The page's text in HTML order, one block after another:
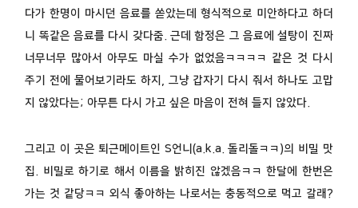
다가 한명이 마시던 음료를 쏟았는데 형식적으로 미안하다고 하더
니 똑같은 음료를 다시 갖다줌. 근데 함정은 그 음료에 설탕이 진짜
너무너무 많아서 아무도 마실 수가 없었음ㅋㅋㅋㅋ 같은 것 다시
주기 전에 물어보기라도 하지, 그냥 갑자기 다시 줘서 하나도 고맙
지 않았다는; 아무튼 다시 가고 싶은 마음이 전혀 들지 않았다.
그리고 이 곳은 퇴근메이트인 S언니(a.k.a. 돌리돌ㅋㅋ)의 비밀 맛
집. 비밀로 하기로 해서 이름을 밝히진 않겠음ㅋㅋ 한달에 한번은
가는 것 같당ㅋㅋ 외식 좋아하는 나로서는 충동적으로 먹고 갈래?